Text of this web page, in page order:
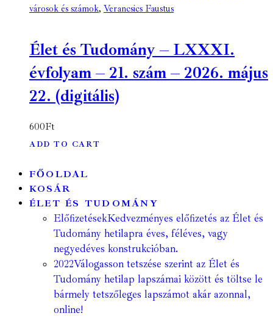
városok és számok, Verancsics Faustus
Élet és Tudomány – LXXXI.
évfolyam – 21. szám – 2026. május
22. (digitális)
600Ft
ADD TO CART
FŐOLDAL
KOSÁR
ÉLET ÉS TUDOMÁNY
ElőfizetésekKedvezményes előfizetés az Élet és
Tudomány hetilapra éves, féléves, vagy
negyedéves konstrukcióban.
2022Válogasson tetszése szerint az Élet és
Tudomány hetilap lapszámai között és töltse le
bármely tetszőleges lapszámot akár azonnal,
online!